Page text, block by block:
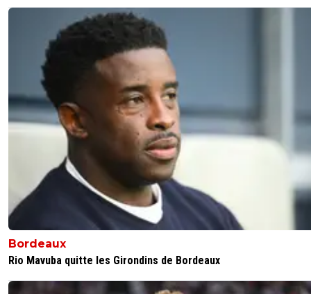
Bordeaux
Rio Mavuba quitte les Girondins de Bordeaux